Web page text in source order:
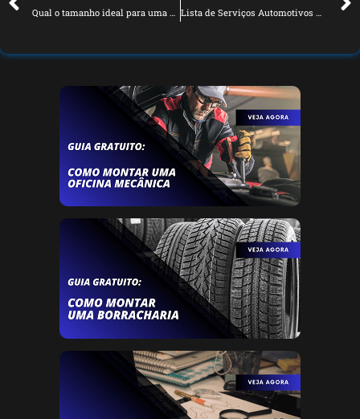
Qual o tamanho ideal para uma oficina mecânica? Lista de Serviços Automotivos Mais Rentáveis para Oficinas Mecânicas